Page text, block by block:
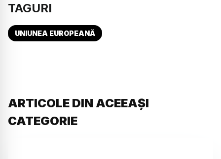
TAGURI
UNIUNEA EUROPEANĂ
ARTICOLE DIN ACEEAȘI
CATEGORIE